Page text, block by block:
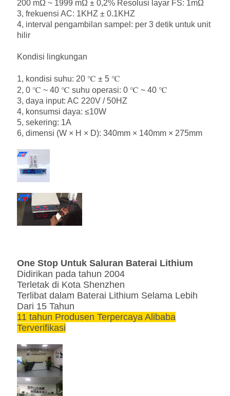
200 mΩ ~ 1999 mΩ ± 0,2% Resolusi layar FS: 1mΩ
3, frekuensi AC: 1KHZ ± 0.1KHZ
4, interval pengambilan sampel: per 3 detik untuk unit
hilir
Kondisi lingkungan
1, kondisi suhu: 20 ℃ ± 5 ℃
2, 0 ℃ ~ 40 ℃ suhu operasi: 0 ℃ ~ 40 ℃
3, daya input: AC 220V / 50HZ
4, konsumsi daya: ≤10W
5, sekering: 1A
6, dimensi (W × H × D): 340mm × 140mm × 275mm
One Stop Untuk Saluran Baterai Lithium
Didirikan pada tahun 2004
Terletak di Kota Shenzhen
Terlibat dalam Baterai Lithium Selama Lebih
Dari 15 Tahun
11 tahun Produsen Terpercaya Alibaba
Terverifikasi